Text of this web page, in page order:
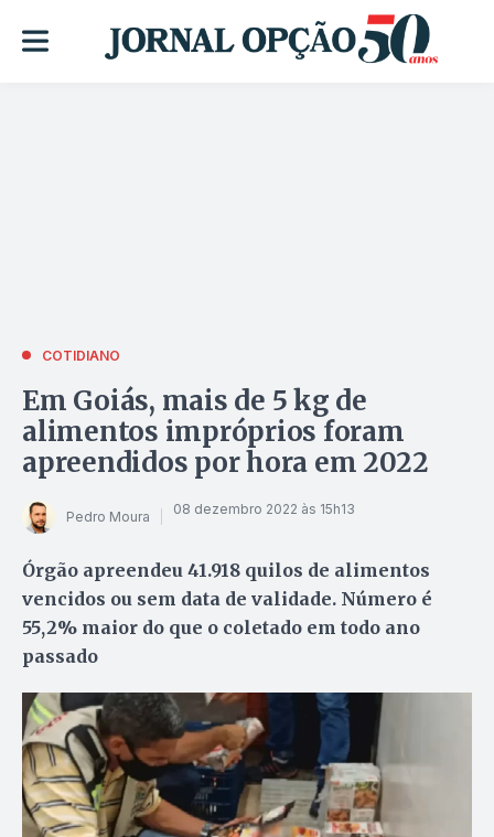
COTIDIANO
Em Goiás, mais de 5 kg de
alimentos impróprios foram
apreendidos por hora em 2022
Pedro Moura 08 dezembro 2022 às 15h13
Órgão apreendeu 41.918 quilos de alimentos
vencidos ou sem data de validade. Número é
55,2% maior do que o coletado em todo ano
passado